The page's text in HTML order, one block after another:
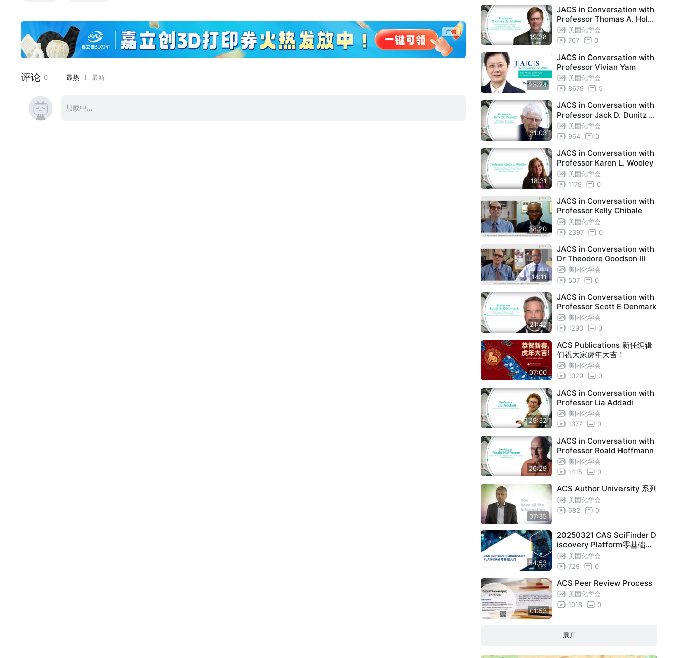
19:38
JACS in Conversation with
Professor Thomas A. Holm
e
美国化学会
707
0
23:24
JACS in Conversation with
Professor Vivian Yam
美国化学会
8679
5
31:03
JACS in Conversation with
Professor Jack D. Dunitz (1
923 – 2021)
美国化学会
964
0
18:31
JACS in Conversation with
Professor Karen L. Wooley
美国化学会
1179
0
38:20
JACS in Conversation with
Professor Kelly Chibale
美国化学会
2397
0
14:11
JACS in Conversation with
Dr Theodore Goodson III
美国化学会
507
0
21:42
JACS in Conversation with
Professor Scott E Denmark
美国化学会
1290
0
07:00
ACS Publications 新任编辑
们祝大家虎年大吉！
美国化学会
1029
0
29:32
JACS in Conversation with
Professor Lia Addadi
美国化学会
1377
0
26:29
JACS in Conversation with
Professor Roald Hoffmann
美国化学会
1415
0
07:35
ACS Author University 系列
美国化学会
682
0
54:53
20250321 CAS SciFinder D
iscovery Platform零基础入
门 美国化学会
729
0
01:53
ACS Peer Review Process
美国化学会
1018
0
展开